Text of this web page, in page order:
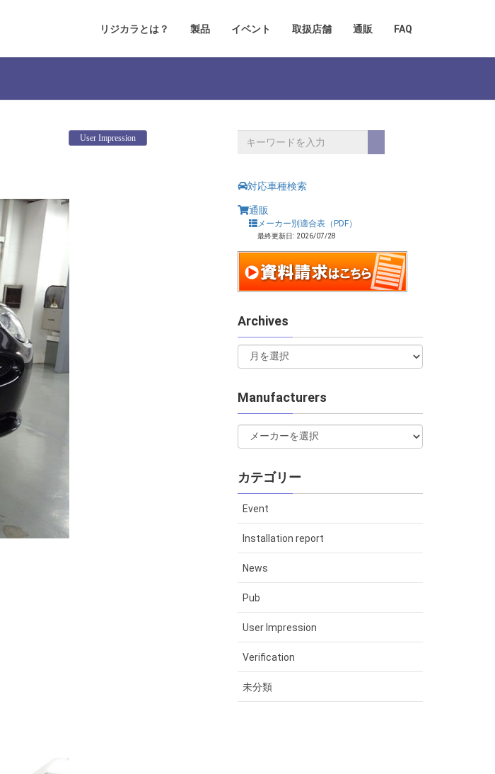
リジカラとは？ 製品 イベント 取扱店舗 通販 FAQ
User Impression
対応車種検索
通販
メーカー別適合表（PDF）
最終更新日: 2026/07/28
Archives
Manufacturers
カテゴリー
Event
Installation report
News
Pub
User Impression
Verification
未分類